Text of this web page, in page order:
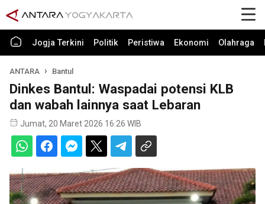
Jogja Terkini Politik Peristiwa Ekonomi Olahraga
ANTARA Bantul
Dinkes Bantul: Waspadai potensi KLB
dan wabah lainnya saat Lebaran
Jumat, 20 Maret 2026 16:26 WIB